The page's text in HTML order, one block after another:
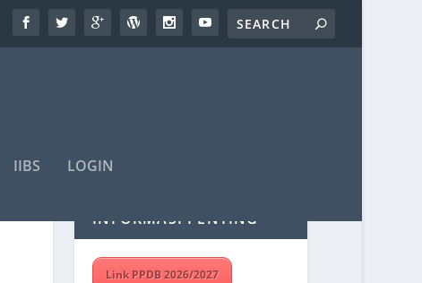
IIBS LOGIN
INFORMASI PENTING
Link PPDB 2026/2027